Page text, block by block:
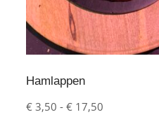
Hamlappen
€3,50 - €17,50